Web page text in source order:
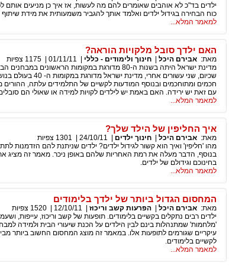
ילדים בד"כ לא אוהבים שאומרים להם מה לעשות, אז איך כן מניעים
כוח הבחירה בגידול ילדים ואלמד אותך להגביר משמעותית את מידת
למאמר המלא...
האם ילדך סובל מלקויות הוראה?
מאת: אבירם היכל חינוך ולימודים - כללי 01/11/11
1175 צפיות
מדינת ישראל היתה בשנות ה-80 מדורגת במקומות
שכיום, שני עשורים
חכמים ומתוחכמים ובנוסף המודעות לקשיים של התלמידים עלתה, ההורים
עם זאת יש ירידה. האם באמת יש לילדים לקויות למידה או שאולי הם
למאמר המלא...
איך החליפין של הילד שלך?
מאת: אבירם היכל חינוך ילדים 24/10/11
1301 צפיות
מהו 'חליפין' ואיך הוא קשור לגידול ילדים? ילדים שניתנת להם הזדמנות
בנוסף, הדבר מעלה את רמת האחריות שלהם באופן ניכר. מאמר זה מציג את
בחינוכם וגידולם של ילדים.
למאמר המלא...
המחסום הגדול ביותר של ילדך בלימודים
מאת: אבירם היכל הפרעות קשב וריכוז 12/10/11
1520 צפיות
ילדים רבים נתקלים בקשיים בלימודים. תופעות של קשב וריכוז, עייפות,
עיקריים שגורמים לתופעות אלו. במאמר זה מוצג המחסום החשוב ביותר
לקשיים בלימודים.
למאמר המלא...